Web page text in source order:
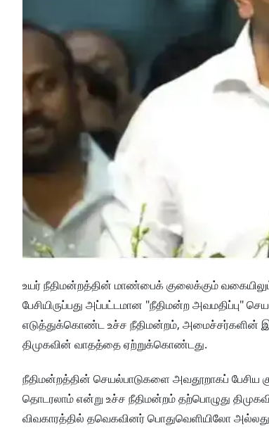
உயர் நீதிமன்றத்தின் மாண்பைக் குலைக்கும்
பேசியிருப்பது அப்பட்டமான "நீதிமன்ற அவமதிப்பு"
எடுத்துக்கொண்ட உச்ச நீதிமன்றம், அமைச்சர்களின்
திமுகவின் வாதத்தை ஏற்றுக்கொண்டது.
நீதிமன்றத்தின் செயல்பாடுகளை அவதூறாகப் பேசிய
தொடரலாம் என்று உச்ச நீதிமன்றம் தற்பொழுது
விவகாரத்தில் தவெகவினர் பொதுவெளியிலோ